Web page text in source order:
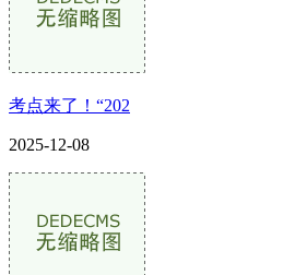
考点来了！“202
2025-12-08